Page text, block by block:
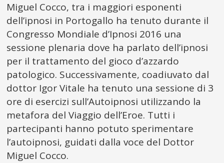
Miguel Cocco, tra i maggiori esponenti
dell’ipnosi in Portogallo ha tenuto durante il
Congresso Mondiale d’Ipnosi 2016 una
sessione plenaria dove ha parlato dell’ipnosi
per il trattamento del gioco d’azzardo
patologico. Successivamente, coadiuvato dal
dottor Igor Vitale ha tenuto una sessione di 3
ore di esercizi sull’Autoipnosi utilizzando la
metafora del Viaggio dell’Eroe. Tutti i
partecipanti hanno potuto sperimentare
l’autoipnosi, guidati dalla voce del Dottor
Miguel Cocco.